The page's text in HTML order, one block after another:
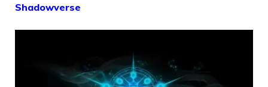
Shadowverse